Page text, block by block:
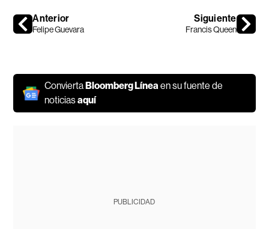
Anterior
Felipe Guevara
Siguiente
Francis Queen
ConviertaBloomberg Líneaen su fuente de
noticiasaquí
PUBLICIDAD